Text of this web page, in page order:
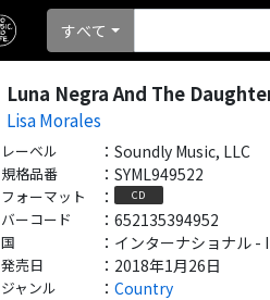
すべて
Luna Negra And The
Lisa Morales
レーベル ： Soundly Music, LLC
規格品番 ： SYML949522
フォーマット ： CD
バーコード ： 652135394952
国 ： インターナショナル
発売日 ： 2018年1月26日
ジャンル ： Country